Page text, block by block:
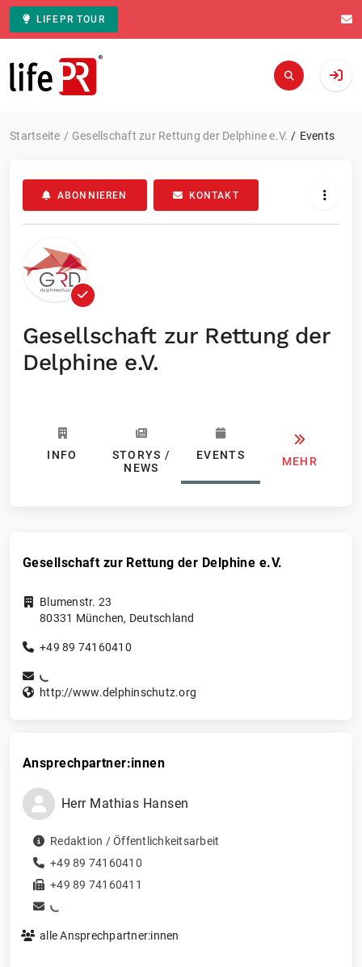
LIFEPR TOUR
Zur Startseite
Startseite Gesellschaft zur Rettung der Delphine e.V. Events
ABONNIEREN KONTAKT
Gesellschaft zur Rettung der
Delphine e.V.
INFO
STORYS /
NEWS
EVENTS MEHR
Gesellschaft zur Rettung der Delphine e.V.
Blumenstr. 23
80331 München, Deutschland
+49 89 74160410
http://www.delphinschutz.org
Ansprechpartner:innen
Herr Mathias Hansen
Redaktion / Öffentlichkeitsarbeit
+49 89 74160410
+49 89 74160411
alle Ansprechpartner:innen